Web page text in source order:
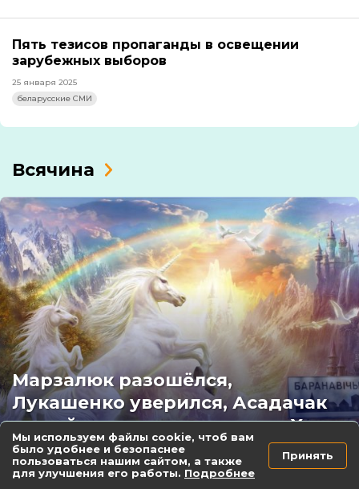
Пять тезисов пропаганды в освещении
зарубежных выборов
25 января 2025
беларусские СМИ
Всячина
Марзалюк разошёлся,
Лукашенко уверился, Асадачак
застаўся – и другие герои в X
20 декабря 2024
как не поддаться пропаганде
твиты
Мы используем файлы cookie, чтоб вам
было удобнее и безопаснее
пользоваться нашим сайтом, а также
для улучшения его работы. Подробнее
Принять